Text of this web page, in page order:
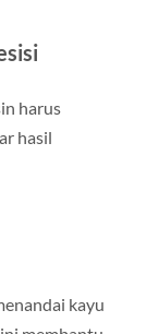
harus
hasil
kayu